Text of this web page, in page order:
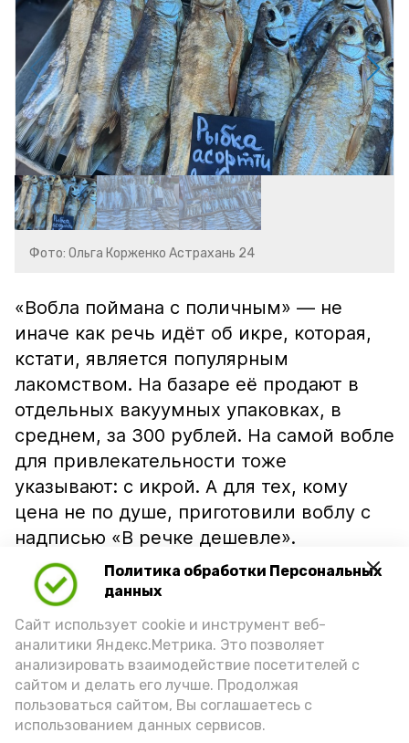
Политика обработки Персональных
данных
Сайт использует cookie и инструмент веб-
аналитики Яндекс.Метрика. Это позволяет
анализировать взаимодействие посетителей с
сайтом и делать его лучше. Продолжая
пользоваться сайтом, Вы соглашаетесь с
использованием данных сервисов.
Фото: Ольга Корженко Астрахань 24
«Вобла поймана с поличным» — не
иначе как речь идёт об икре, которая,
кстати, является популярным
лакомством. На базаре её продают в
отдельных вакуумных упаковках, в
среднем, за 300 рублей. На самой вобле
для привлекательности тоже
указывают: с икрой. А для тех, кому
цена не по душе, приготовили воблу с
надписью «В речке дешевле».